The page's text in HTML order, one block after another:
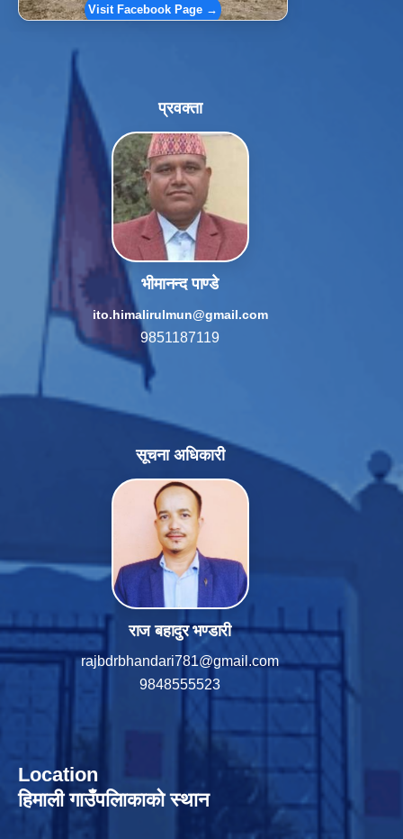
Visit Facebook Page →
प्रवक्ता
भीमानन्द पाण्डे
ito.himalirulmun@gmail.com
9851187119
सूचना अधिकारी
राज बहादुर भण्डारी
rajbdrbhandari781@gmail.com
9848555523
Location
हिमाली गाउँपलािकाको स्थान